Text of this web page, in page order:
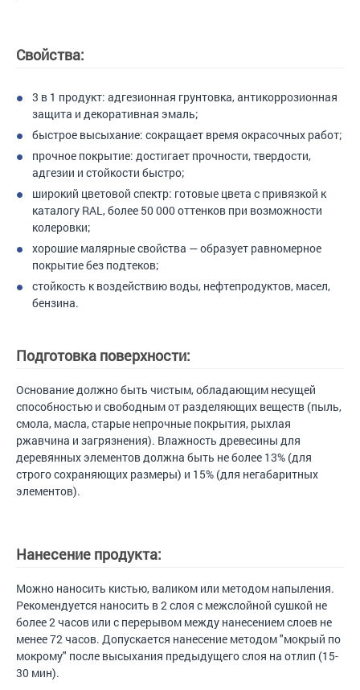
Свойства:
3 в 1 продукт: адгезионная грунтовка, антикоррозионная
защита и декоративная эмаль;
быстрое высыхание: сокращает время окрасочных работ;
прочное покрытие: достигает прочности, твердости,
адгезии и стойкости быстро;
широкий цветовой спектр: готовые цвета с привязкой к
каталогу RAL, более 50 000 оттенков при возможности
колеровки;
хорошие малярные свойства — образует равномерное
покрытие без подтеков;
стойкость к воздействию воды, нефтепродуктов, масел,
бензина.
Подготовка поверхности:
Основание должно быть чистым, обладающим несущей
способностью и свободным от разделяющих веществ (пыль,
смола, масла, старые непрочные покрытия, рыхлая
ржавчина и загрязнения). Влажность древесины для
деревянных элементов должна быть не более 13% (для
строго сохраняющих размеры) и 15% (для негабаритных
элементов).
Нанесение продукта:
Можно наносить кистью, валиком или методом напыления.
Рекомендуется наносить в 2 слоя с межслойной сушкой не
более 2 часов или с перерывом между нанесением слоев не
менее 72 часов. Допускается нанесение методом "мокрый по
мокрому" после высыхания предыдущего слоя на отлип (15-
30 мин).